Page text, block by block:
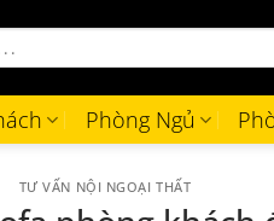
Phòng Ngủ
TƯ VẤN NỘI NGOẠI THẤT